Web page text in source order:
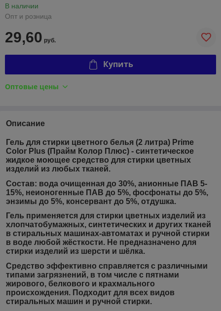
В наличии
Опт и розница
29,60 руб.
Купить
Оптовые цены
Описание
Гель для стирки цветного белья (2 литра) Prime
Color Plus (Прайм Колор Плюс) - синтетическое
жидкое моющее средство для стирки цветных
изделий из любых тканей.
Состав: вода очищенная до 30%, анионные ПАВ 5-
15%, неионогенные ПАВ до 5%, фосфонаты до 5%,
энзимы до 5%, консервант до 5%, отдушка.
Гель применяется для стирки цветных изделий из
хлопчатобумажных, синтетических и других тканей
в стиральных машинах-автоматах и ручной стирки
в воде любой жёсткости. Не предназначено для
стирки изделий из шерсти и шёлка.
Средство эффективно справляется с различными
типами загрязнений, в том числе с пятнами
жирового, белкового и крахмального
происхождения. Подходит для всех видов
стиральных машин и ручной стирки.